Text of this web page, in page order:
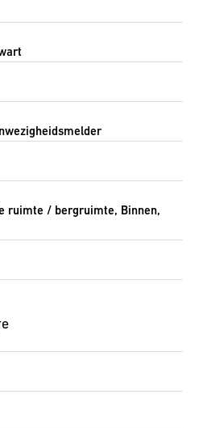
ruimte / bergruimte, Binnen,